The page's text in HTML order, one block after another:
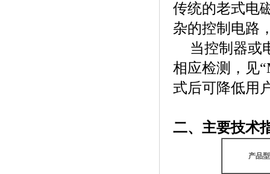
传统的老式电
杂的控制电路
当控制器或
相应检测，见
式后可降低用
二、主要技术
产品